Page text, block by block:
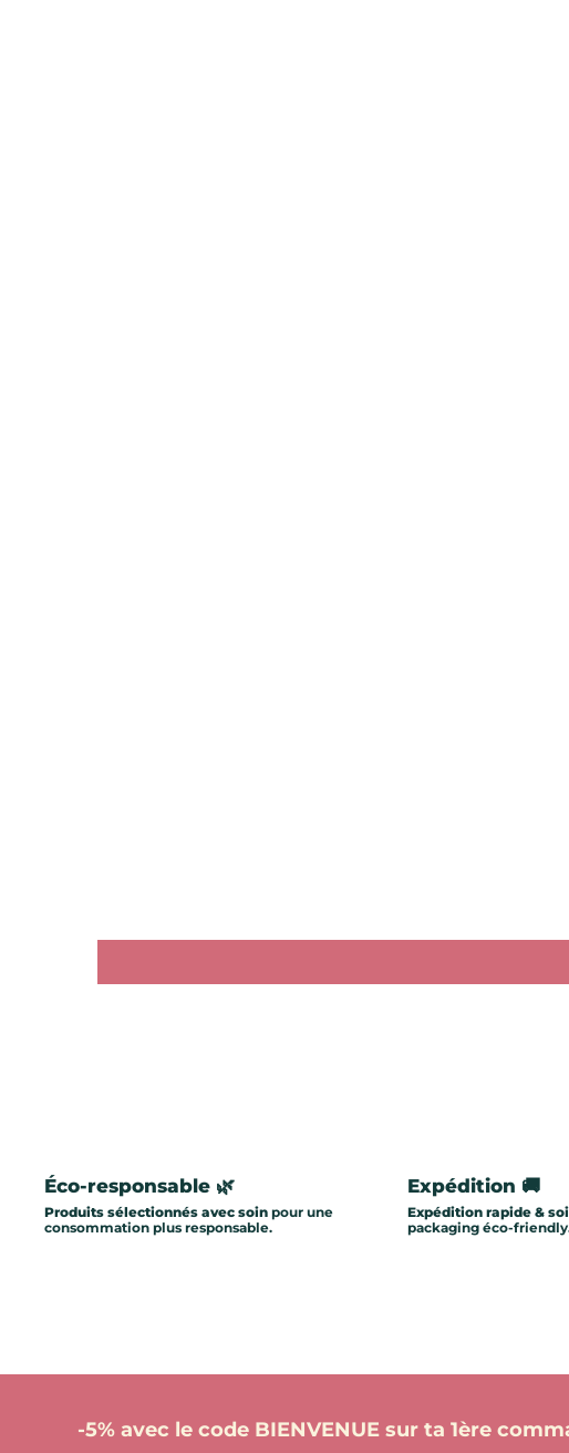
Éco-responsable 🌿
Produits sélectionnés avec soin pour une
consommation plus responsable.
Expédition 🚚
Expédition rapide &
packaging éco-
-5% avec le code BIENVENUE sur ta 1ère